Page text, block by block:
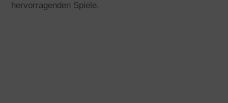
hervorragenden Spiele.